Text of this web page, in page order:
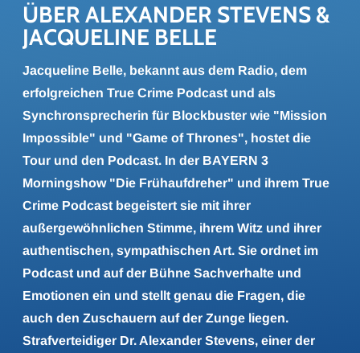
ÜBER ALEX­AN­DER STE­VENS &
JAC­QUE­LINE BELLE
Jacqueline Belle, bekannt aus dem Radio, dem
erfolgreichen True Crime Podcast und als
Synchronsprecherin für Blockbuster wie "Mission
Impossible" und "Game of Thrones", hostet die
Tour und den Podcast. In der BAYERN 3
Morningshow "Die Frühaufdreher" und ihrem True
Crime Podcast begeistert sie mit ihrer
außergewöhnlichen Stimme, ihrem Witz und ihrer
authentischen, sympathischen Art. Sie ordnet im
Podcast und auf der Bühne Sachverhalte und
Emotionen ein und stellt genau die Fragen, die
auch den Zuschauern auf der Zunge liegen.
Strafverteidiger Dr. Alexander Stevens, einer der